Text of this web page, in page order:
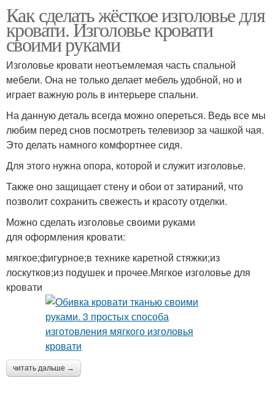
Как сделать жёсткое изголовье для
кровати. Изголовье кровати
своими руками
Изголовье кровати неотъемлемая часть спальной
мебели. Она не только делает мебель удобной, но и
играет важную роль в интерьере спальни.
На данную деталь всегда можно опереться. Ведь все мы
любим перед снов посмотреть телевизор за чашкой чая.
Это делать намного комфортнее сидя.
Для этого нужна опора, которой и служит изголовье.
Также оно защищает стену и обои от затираний, что
позволит сохранить свежесть и красоту отделки.
Можно сделать изголовье своими руками
для оформления кровати:
мягкое;фигурное;в технике каретной стяжки;из
лоскутков;из подушек и прочее.Мягкое изголовье для
кровати
читать дальше →